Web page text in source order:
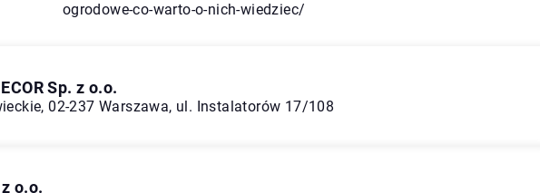
ogrodowe-co-warto-o-nich-wiedziec/
Sp. z o.o.
02-237 Warszawa, ul. Instalatorów 17/108
o.o.